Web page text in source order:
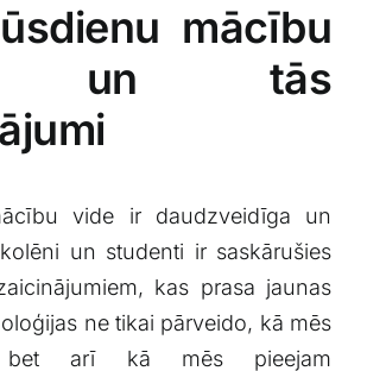
mācību
un tās
vide ir‌ daudzveidīga un⁣
un studenti ir saskārušies
kas prasa jaunas
⁣ne ⁤tikai ​pārveido, kā mēs
bet arī⁢ kā mēs⁤ pieejam